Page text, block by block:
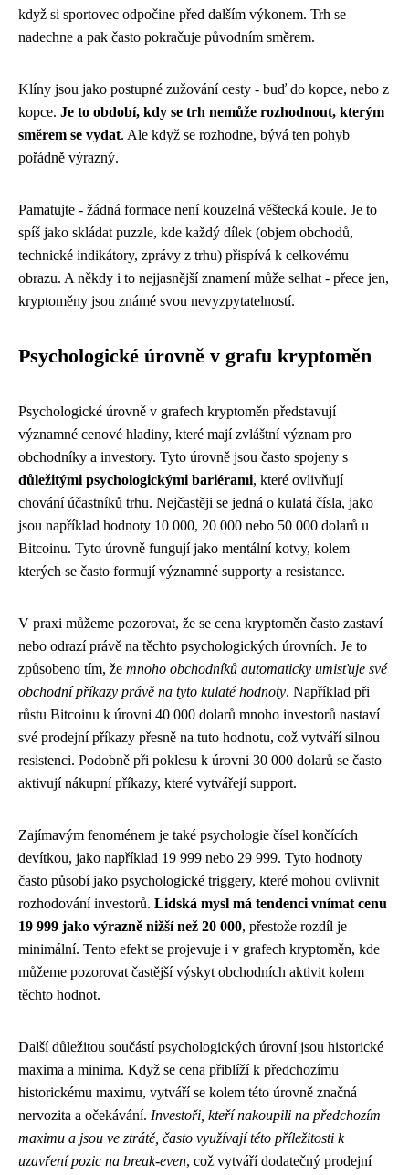
když si sportovec odpočine před dalším výkonem. Trh se
nadechne a pak často pokračuje původním směrem.
Klíny jsou jako postupné zužování cesty - buď do kopce, nebo z
kopce. Je to období, kdy se trh nemůže rozhodnout, kterým
směrem se vydat. Ale když se rozhodne, bývá ten pohyb
pořádně výrazný.
Pamatujte - žádná formace není kouzelná věštecká koule. Je to
spíš jako skládat puzzle, kde každý dílek (objem obchodů,
technické indikátory, zprávy z trhu) přispívá k celkovému
obrazu. A někdy i to nejjasnější znamení může selhat - přece jen,
kryptoměny jsou známé svou nevyzpytatelností.
Psychologické úrovně v grafu kryptoměn
Psychologické úrovně v grafech kryptoměn představují
významné cenové hladiny, které mají zvláštní význam pro
obchodníky a investory. Tyto úrovně jsou často spojeny s
důležitými psychologickými bariérami, které ovlivňují
chování účastníků trhu. Nejčastěji se jedná o kulatá čísla, jako
jsou například hodnoty 10 000, 20 000 nebo 50 000 dolarů u
Bitcoinu. Tyto úrovně fungují jako mentální kotvy, kolem
kterých se často formují významné supporty a resistance.
V praxi můžeme pozorovat, že se cena kryptoměn často zastaví
nebo odrazí právě na těchto psychologických úrovních. Je to
způsobeno tím, že mnoho obchodníků automaticky umisťuje své
obchodní příkazy právě na tyto kulaté hodnoty. Například při
růstu Bitcoinu k úrovni 40 000 dolarů mnoho investorů nastaví
své prodejní příkazy přesně na tuto hodnotu, což vytváří silnou
resistenci. Podobně při poklesu k úrovni 30 000 dolarů se často
aktivují nákupní příkazy, které vytvářejí support.
Zajímavým fenoménem je také psychologie čísel končících
devítkou, jako například 19 999 nebo 29 999. Tyto hodnoty
často působí jako psychologické triggery, které mohou ovlivnit
rozhodování investorů. Lidská mysl má tendenci vnímat cenu
19 999 jako výrazně nižší než 20 000, přestože rozdíl je
minimální. Tento efekt se projevuje i v grafech kryptoměn, kde
můžeme pozorovat častější výskyt obchodních aktivit kolem
těchto hodnot.
Další důležitou součástí psychologických úrovní jsou historické
maxima a minima. Když se cena přiblíží k předchozímu
historickému maximu, vytváří se kolem této úrovně značná
nervozita a očekávání. Investoři, kteří nakoupili na předchozím
maximu a jsou ve ztrátě, často využívají této příležitosti k
uzavření pozic na break-even, což vytváří dodatečný prodejní